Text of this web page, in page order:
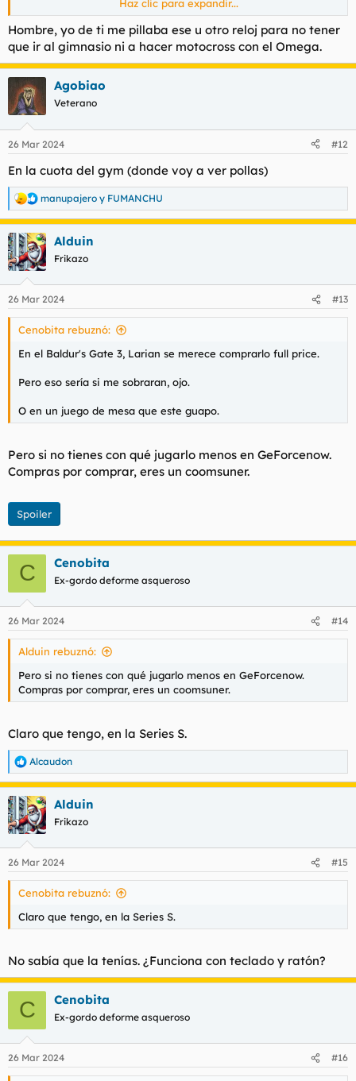
A priori existen muchas opciones, todas muy válidas para
gastar esos 70€, pero es cierto que cada uno tiene su forma de
ver las cosas y sus necesidades básicas. No siempre es una
decisión fácil elegir el destino de una pequeña cantidad de
dinero como esa.
Yo propongo algunas opciones, aunque cada forero es libre de
seguir aportando otras por ese importe:
Spoiler:Opción 1
Spoiler:Opción 2
Spoiler:
Spoiler:Opción 4
Spoiler: Opción 5
Spoiler:
Spoiler:Opción Der Fuhrer Face
Buena elección a todos...
Haz clic para expandir...
Hombre, yo de ti me pillaba ese u otro reloj para no tener
que ir al gimnasio ni a hacer motocross con el Omega.
Agobiao
Veterano
26 Mar 2024 #12
En la cuota del gym (donde voy a ver pollas)
R
e
a
c
c
i
e
s
manupajero y FUMANCHU
Alduin
Frikazo
26 Mar 2024 #13
Cenobita rebuznó:
En el Baldur's Gate 3, Larian se merece comprarlo full price.
Pero eso sería si me sobraran, ojo.
O en un juego de mesa que este guapo.
Pero si no tienes con qué jugarlo menos en GeForcenow.
Compras por comprar, eres un coomsuner.
Spoiler
C Cenobita
Ex-gordo deforme asqueroso
26 Mar 2024 #14
Alduin rebuznó:
Pero si no tienes con qué jugarlo menos en GeForcenow.
Compras por comprar, eres un coomsuner.
Claro que tengo, en la Series S.
R
e
a
c
c
i
e
s
Alcaudon
Alduin
Frikazo
26 Mar 2024 #15
Cenobita rebuznó:
Claro que tengo, en la Series S.
No sabía que la tenías. ¿Funciona con teclado y ratón?
C Cenobita
Ex-gordo deforme asqueroso
26 Mar 2024 #16